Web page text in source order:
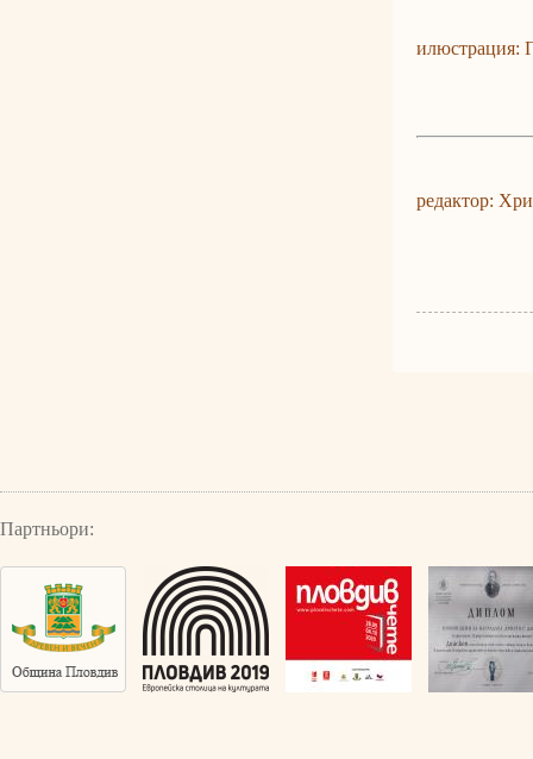
илюстрация:
редактор:
Партньори: